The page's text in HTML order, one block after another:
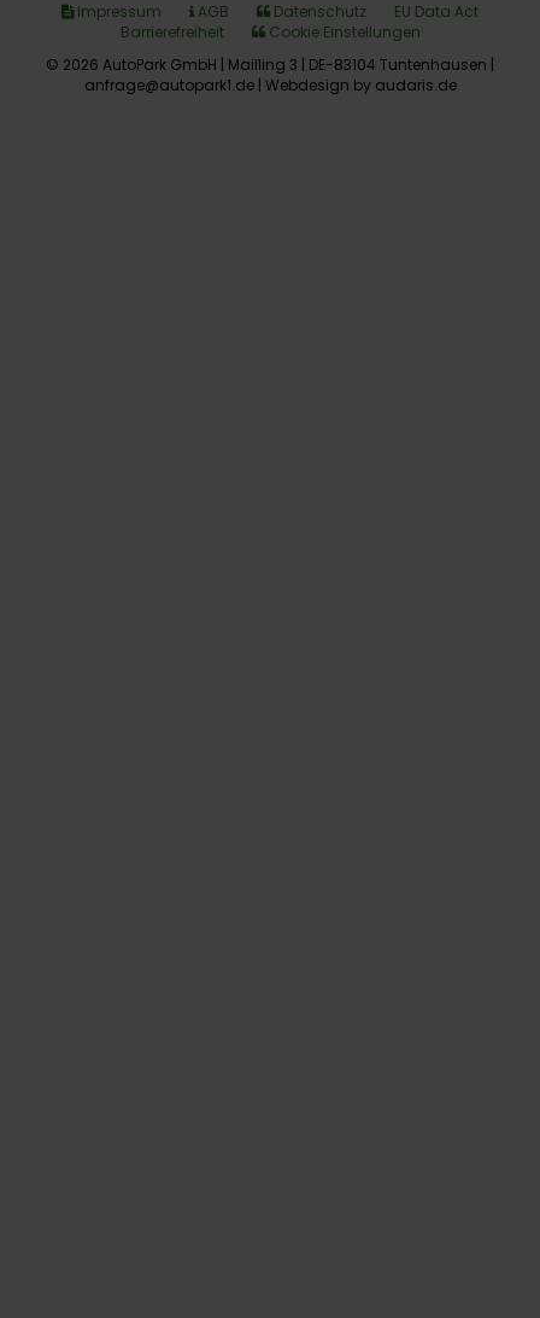
Impressum
AGB Datenschutz
EU Data Act
Barrierefreiheit
Cookie Einstellungen
© 2026 AutoPark GmbH | Mailling 3 | DE-83104 Tuntenhausen |
anfrage@autopark1.de | Webdesign by audaris.de